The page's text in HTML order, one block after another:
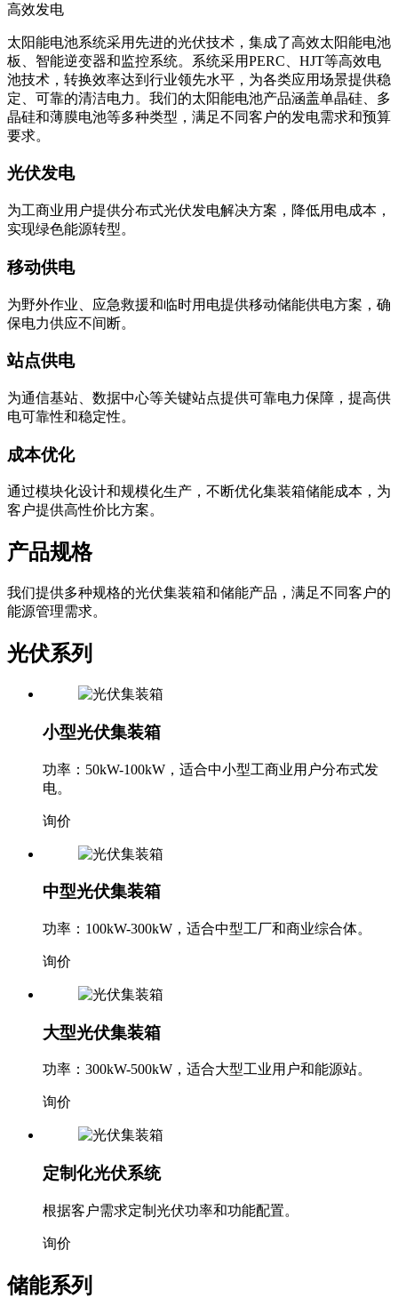
高效发电
太阳能电池系统采用先进的光伏技术，集成了高效太阳能电池
板、智能逆变器和监控系统。系统采用PERC、HJT等高效电
池技术，转换效率达到行业领先水平，为各类应用场景提供稳
定、可靠的清洁电力。我们的太阳能电池产品涵盖单晶硅、多
晶硅和薄膜电池等多种类型，满足不同客户的发电需求和预算
要求。
光伏发电
为工商业用户提供分布式光伏发电解决方案，降低用电成本，
实现绿色能源转型。
移动供电
为野外作业、应急救援和临时用电提供移动储能供电方案，确
保电力供应不间断。
站点供电
为通信基站、数据中心等关键站点提供可靠电力保障，提高供
电可靠性和稳定性。
成本优化
通过模块化设计和规模化生产，不断优化集装箱储能成本，为
客户提供高性价比方案。
产品规格
我们提供多种规格的光伏集装箱和储能产品，满足不同客户的
能源管理需求。
光伏系列
小型光伏集装箱
功率：50kW-100kW，适合中小型工商业用户分布式发
电。
询价
中型光伏集装箱
功率：100kW-300kW，适合中型工厂和商业综合体。
询价
大型光伏集装箱
功率：300kW-500kW，适合大型工业用户和能源站。
询价
定制化光伏系统
根据客户需求定制光伏功率和功能配置。
询价
储能系列